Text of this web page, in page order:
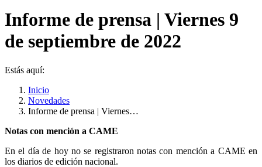
Informe de prensa | Viernes 9
de septiembre de 2022
Estás aquí:
Inicio
Novedades
Informe de prensa | Viernes…
Notas con mención a CAME
En el día de hoy no se registraron notas con mención a CAME en
los diarios de edición nacional.